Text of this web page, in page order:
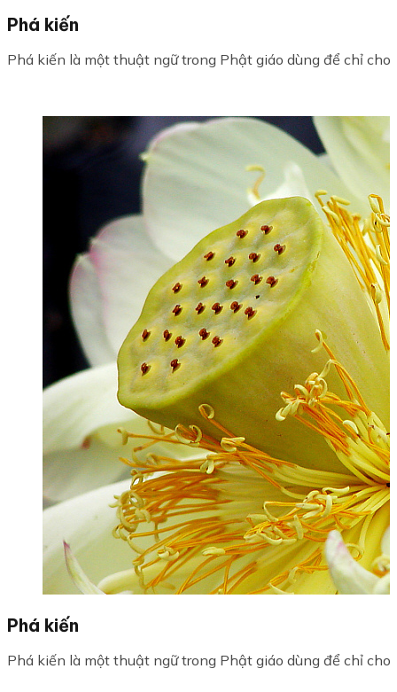
Phá kiến
Phá kiến là một thuật ngữ trong Phật giáo dùng để chỉ cho
Phá kiến
Phá kiến là một thuật ngữ trong Phật giáo dùng để chỉ cho